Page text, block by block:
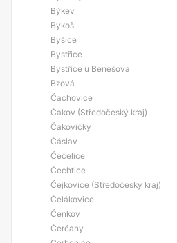
Býkev
Bykoš
Byšice
Bystřice
Bystřice u Benešova
Bzová
Čachovice
Čakov (Středočeský kraj)
Čakovičky
Čáslav
Čečelice
Čechtice
Čejkovice (Středočeský kraj)
Čelákovice
Čenkov
Čerčany